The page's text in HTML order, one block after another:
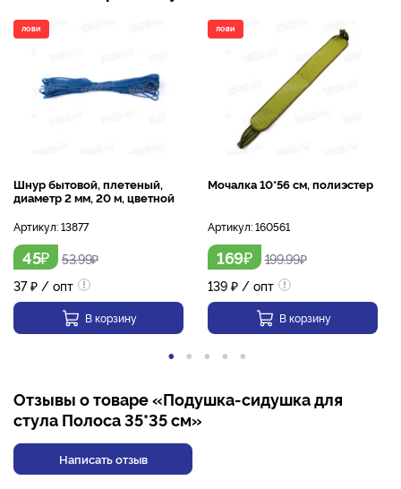
ЛОВИ
Шнур бытовой, плетеный,
диаметр 2 мм, 20 м, цветной
Артикул:13877
45₽ 53.99₽
37₽ / опт
В корзину
ЛОВИ
Мочалка 10*56 см, полиэстер
Артикул:160561
169₽ 199.99₽
139 ₽ / опт
В корзину
Отзывы о товаре «Подушка-сидушка для
стула Полоса 35*35 см»
Написать отзыв